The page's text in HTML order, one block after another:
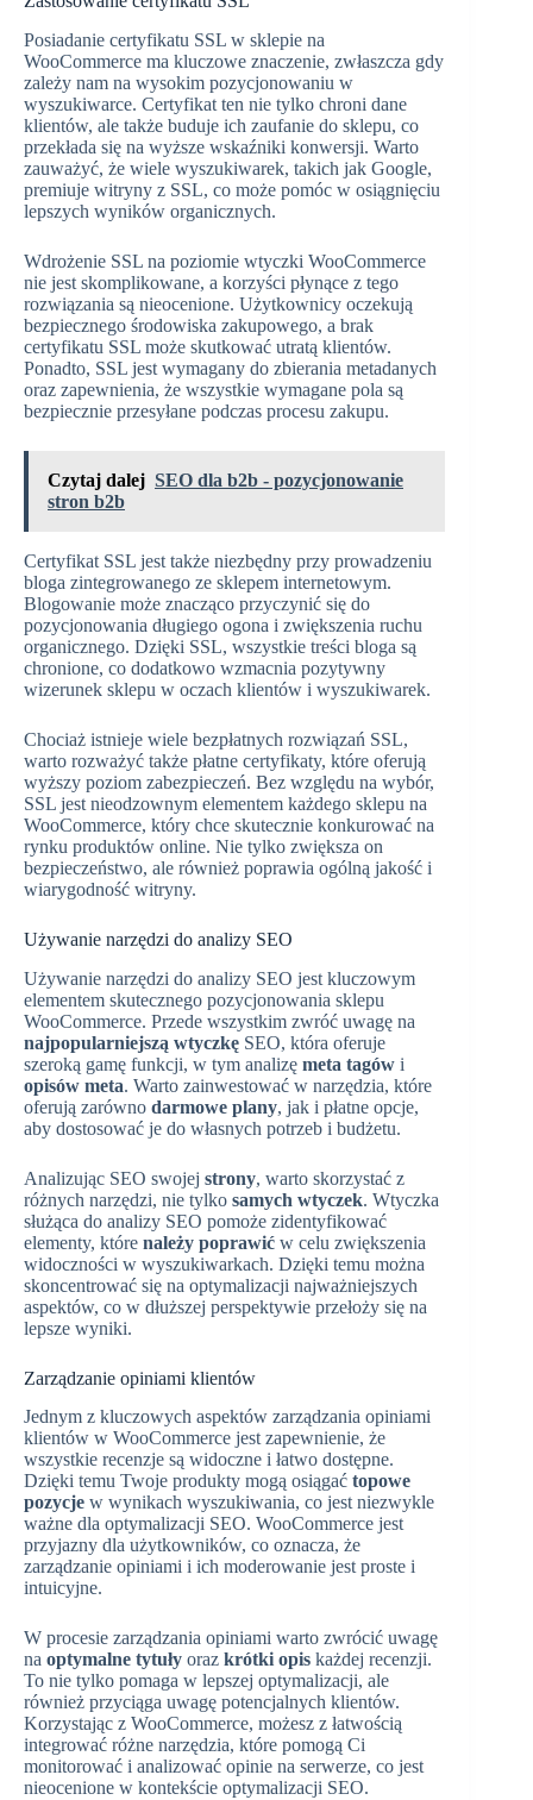
Posiadanie certyfikatu SSL w sklepie na
WooCommerce ma kluczowe znaczenie, zwłaszcza gdy
zależy nam na wysokim pozycjonowaniu w
wyszukiwarce. Certyfikat ten nie tylko chroni dane
klientów, ale także buduje ich zaufanie do sklepu, co
przekłada się na wyższe wskaźniki konwersji. Warto
zauważyć, że wiele wyszukiwarek, takich jak Google,
premiuje witryny z SSL, co może pomóc w osiągnięciu
lepszych wyników organicznych.
Wdrożenie SSL na poziomie wtyczki WooCommerce
nie jest skomplikowane, a korzyści płynące z tego
rozwiązania są nieocenione. Użytkownicy oczekują
bezpiecznego środowiska zakupowego, a brak
certyfikatu SSL może skutkować utratą klientów.
Ponadto, SSL jest wymagany do zbierania metadanych
oraz zapewnienia, że wszystkie wymagane pola są
bezpiecznie przesyłane podczas procesu zakupu.
Czytaj dalej SEO dla b2b - pozycjonowanie
stron b2b
Certyfikat SSL jest także niezbędny przy prowadzeniu
bloga zintegrowanego ze sklepem internetowym.
Blogowanie może znacząco przyczynić się do
pozycjonowania długiego ogona i zwiększenia ruchu
organicznego. Dzięki SSL, wszystkie treści bloga są
chronione, co dodatkowo wzmacnia pozytywny
wizerunek sklepu w oczach klientów i wyszukiwarek.
Chociaż istnieje wiele bezpłatnych rozwiązań SSL,
warto rozważyć także płatne certyfikaty, które oferują
wyższy poziom zabezpieczeń. Bez względu na wybór,
SSL jest nieodzownym elementem każdego sklepu na
WooCommerce, który chce skutecznie konkurować na
rynku produktów online. Nie tylko zwiększa on
bezpieczeństwo, ale również poprawia ogólną jakość i
wiarygodność witryny.
Używanie narzędzi do analizy SEO
Używanie narzędzi do analizy SEO jest kluczowym
elementem skutecznego pozycjonowania sklepu
WooCommerce. Przede wszystkim zwróć uwagę na
najpopularniejszą wtyczkę SEO, która oferuje
szeroką gamę funkcji, w tym analizę meta tagów i
opisów meta. Warto zainwestować w narzędzia, które
oferują zarówno darmowe plany, jak i płatne opcje,
aby dostosować je do własnych potrzeb i budżetu.
Analizując SEO swojej strony, warto skorzystać z
różnych narzędzi, nie tylko samych wtyczek. Wtyczka
służąca do analizy SEO pomoże zidentyfikować
elementy, które należy poprawić w celu zwiększenia
widoczności w wyszukiwarkach. Dzięki temu można
skoncentrować się na optymalizacji najważniejszych
aspektów, co w dłuższej perspektywie przełoży się na
lepsze wyniki.
Zarządzanie opiniami klientów
Jednym z kluczowych aspektów zarządzania opiniami
klientów w WooCommerce jest zapewnienie, że
wszystkie recenzje są widoczne i łatwo dostępne.
Dzięki temu Twoje produkty mogą osiągać topowe
pozycje w wynikach wyszukiwania, co jest niezwykle
ważne dla optymalizacji SEO. WooCommerce jest
przyjazny dla użytkowników, co oznacza, że
zarządzanie opiniami i ich moderowanie jest proste i
intuicyjne.
W procesie zarządzania opiniami warto zwrócić uwagę
na optymalne tytuły oraz krótki opis każdej recenzji.
To nie tylko pomaga w lepszej optymalizacji, ale
również przyciąga uwagę potencjalnych klientów.
Korzystając z WooCommerce, możesz z łatwością
integrować różne narzędzia, które pomogą Ci
monitorować i analizować opinie na serwerze, co jest
nieocenione w kontekście optymalizacji SEO.